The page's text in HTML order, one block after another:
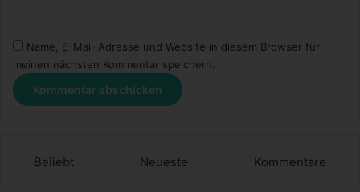
Name, E-Mail-Adresse und Website in diesem Browser für
meinen nächsten Kommentar speichern.
Beliebt Neueste Kommentare